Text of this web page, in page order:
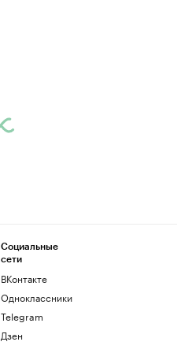
Социальные
сети
ВКонтакте
Одноклассники
Telegram
Дзен